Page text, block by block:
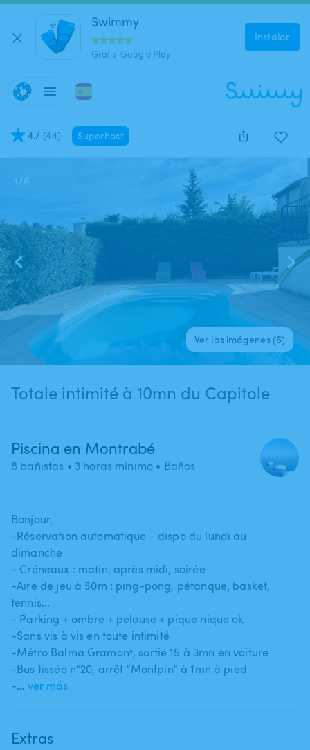
Swimmy
Gratis-Google Play
Instalar
4.7 (44) Superhost
Ver las imágenes (6)
Totale intimité à 10mn du Capitole
Piscina en Montrabé
8 bañistas • 3 horas mínimo • Baños
Bonjour​,​
-Réservation automatique - dispo du lundi au
dimanche
- Créneaux : matin​,​ après midi​,​ soirée
-Aire de jeu à 50m : ping-pong​,​ pétanque​,​ basket​,​
tennis...
- Parking + ombre + pelouse + pique nique ok
-Sans vis à vis en toute intimité
-Métro Balma Gramont​,​ sortie 15 à 3mn en voiture
-Bus tisséo n°20​,​ arrêt "Montpin" à 1mn à pied
-… ver más
Extras